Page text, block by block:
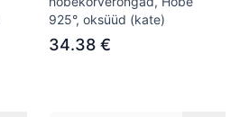
925°, oksüüd (kate)
34.38 €